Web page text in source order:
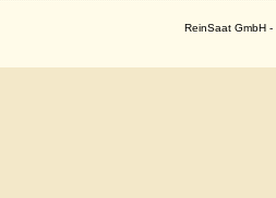
ReinSaat GmbH